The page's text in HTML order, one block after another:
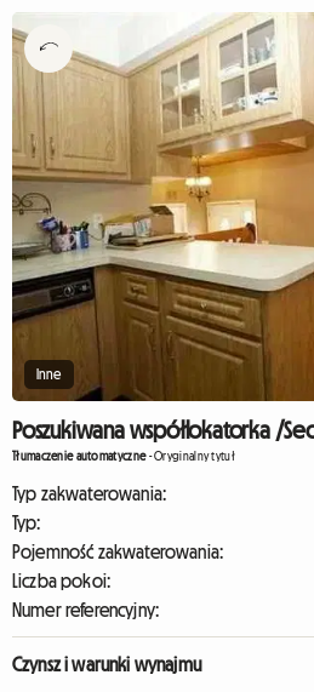
Inne
Poszukiwana współlokatorka /
Tłumaczenie automatyczne-Oryginalny tytuł
Typ zakwaterowania:
Typ:
Pojemność zakwaterowania:
Liczba pokoi:
Numer referencyjny:
Czynsz i warunki wynajmu